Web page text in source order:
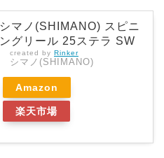
シマノ(SHIMANO) スピニ
ングリール 25ステラ SW
created by Rinker
シマノ(SHIMANO)
Amazon
楽天市場